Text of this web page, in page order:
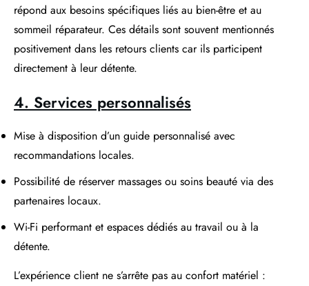
répond aux besoins spécifiques liés au bien-être et au
sommeil réparateur. Ces détails sont souvent mentionnés
positivement dans les retours clients car ils participent
directement à leur détente.
4. Services personnalisés
Mise à disposition d’un guide personnalisé avec
recommandations locales.
Possibilité de réserver massages ou soins beauté via des
partenaires locaux.
Wi-Fi performant et espaces dédiés au travail ou à la
détente.
L’expérience client ne s’arrête pas au confort matériel :